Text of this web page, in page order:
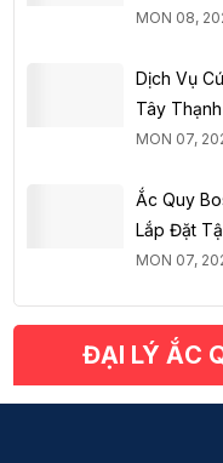
MON 08,
Dịch Vụ
Tây
MON 07,
Ắc Quy
Lắp Đặt
MON 07,
ĐẠI LÝ ẮC